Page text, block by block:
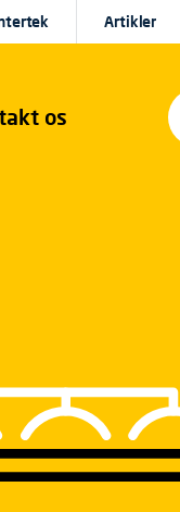
os
Artikler